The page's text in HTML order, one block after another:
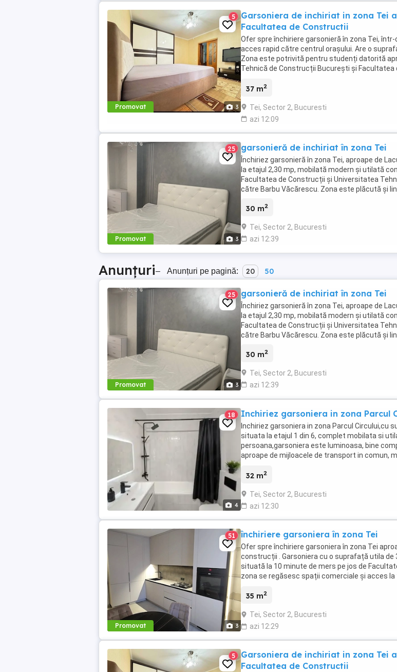
Promovat 3
5
Garsoniera de inchiriat in zona Tei
Facultatea de Constructii
Ofer spre închiriere garsonieră în zona Tei,
acces rapid către centrul orașului. Are o
Zona este potrivită pentru studenți datorită
Tehnică de Construcții București și Facultatea
37 m2
Tei, Sector 2, Bucuresti
azi 12:09
Promovat 3
25 garsonieră de inchiriat în zona Tei
Închiriez garsonieră în zona Tei, aproape de
la etajul 2,30 mp, mobilată modern și utilată
Facultatea de Construcții și Universitatea
către Barbu Văcărescu. Zona este plăcută și
30 m2
Tei, Sector 2, Bucuresti
azi 12:39
Anunțuri– Anunțuri pe pagină: 20 50
Promovat 3
25 garsonieră de inchiriat în zona Tei
Închiriez garsonieră în zona Tei, aproape de
la etajul 2,30 mp, mobilată modern și utilată
Facultatea de Construcții și Universitatea
către Barbu Văcărescu. Zona este plăcută și
30 m2
Tei, Sector 2, Bucuresti
azi 12:39
4
18 Inchiriez garsoniera in zona Parcul
Inchiriez garsoniera in zona Parcul Circului,cu
situata la etajul 1 din 6, complet mobilata si
persoana,garsoniera este luminoasa, bine
aproape de mijloacele de transport in comun,
32 m2
Tei, Sector 2, Bucuresti
azi 12:30
Promovat 3
51 închiriere garsoniera în zona Tei
Ofer spre închiriere garsoniera în zona Tei
construcții . Garsoniera cu o suprafață utila de
situată la 10 minute de mers pe jos de
zona se regăsesc spații comerciale și acces la
35 m2
Tei, Sector 2, Bucuresti
azi 12:29
5
Garsoniera de inchiriat in zona Tei
Facultatea de Constructii